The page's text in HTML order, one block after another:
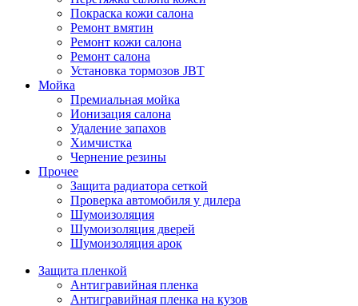
Покраска кожи салона
Ремонт вмятин
Ремонт кожи салона
Ремонт салона
Установка тормозов JBT
Мойка
Премиальная мойка
Ионизация салона
Удаление запахов
Химчистка
Чернение резины
Прочее
Защита радиатора сеткой
Проверка автомобиля у дилера
Шумоизоляция
Шумоизоляция дверей
Шумоизоляция арок
Защита пленкой
Антигравийная пленка
Антигравийная пленка на кузов